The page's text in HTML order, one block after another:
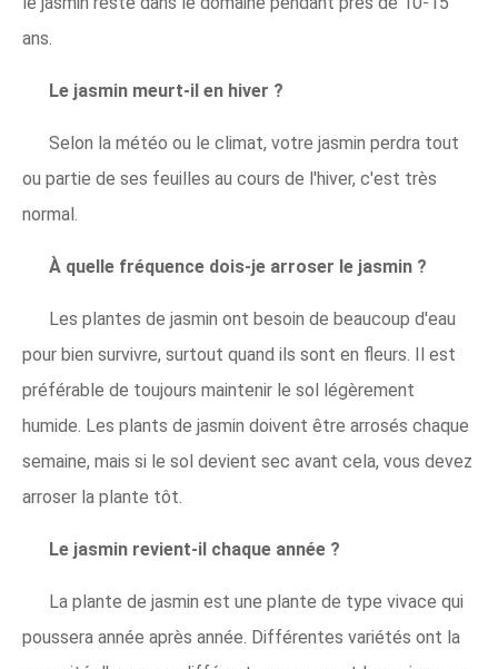
ans.
Le jasmin meurt-il en hiver ?
Selon la météo ou le climat, votre jasmin perdra tout
ou partie de ses feuilles au cours de l'hiver, c'est très
normal.
À quelle fréquence dois-je arroser le jasmin ?
Les plantes de jasmin ont besoin de beaucoup d'eau
pour bien survivre, surtout quand ils sont en fleurs. Il est
préférable de toujours maintenir le sol légèrement
humide. Les plants de jasmin doivent être arrosés chaque
semaine, mais si le sol devient sec avant cela, vous devez
arroser la plante tôt.
Le jasmin revient-il chaque année ?
La plante de jasmin est une plante de type vivace qui
poussera année après année. Différentes variétés ont la